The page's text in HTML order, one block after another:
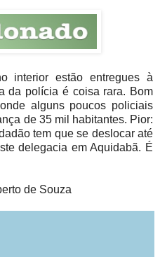
interior estão entregues à
da polícia é coisa rara. Bom
alguns poucos policiais
de 35 mil habitantes. Pior:
tem que se deslocar até
delegacia em Aquidabã. É
de Souza